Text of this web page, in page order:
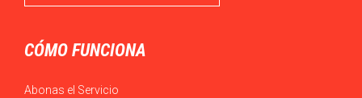
CÓMO FUNCIONA
Abonas el Servicio